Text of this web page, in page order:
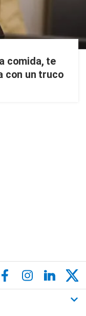
comida, te
con un truco